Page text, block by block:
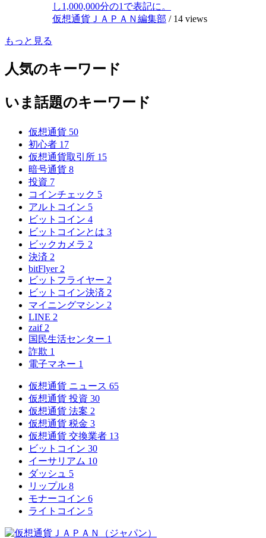
し1,000,000分の1で表記に。
仮想通貨ＪＡＰＡＮ編集部 / 14 views
もっと見る
人気のキーワード
いま話題のキーワード
仮想通貨 50
初心者 17
仮想通貨取引所 15
暗号通貨 8
投資 7
コインチェック 5
アルトコイン 5
ビットコイン 4
ビットコインとは 3
ビックカメラ 2
決済 2
bitFlyer 2
ビットフライヤー 2
ビットコイン決済 2
マイニングマシン 2
LINE 2
zaif 2
国民生活センター 1
詐欺 1
電子マネー 1
仮想通貨 ニュース 65
仮想通貨 投資 30
仮想通貨 法案 2
仮想通貨 税金 3
仮想通貨 交換業者 13
ビットコイン 30
イーサリアム 10
ダッシュ 5
リップル 8
モナーコイン 6
ライトコイン 5